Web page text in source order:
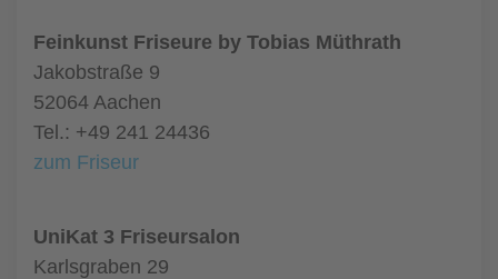
Feinkunst Friseure by Tobias Müthrath
Jakobstraße 9
52064 Aachen
Tel.: +49 241 24436
zum Friseur
UniKat 3 Friseursalon
Karlsgraben 29